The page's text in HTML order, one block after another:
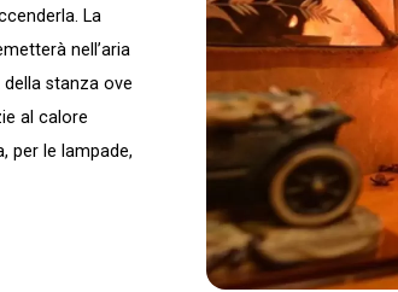
La
nell’aria
stanza ove
al calore
per le lampade,